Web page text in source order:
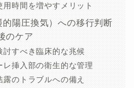
用時間を増やすメリット
陽圧換気）への移行判断
のケア
討すべき臨床的な兆候
レ挿入部の衛生的な管理
露のトラブルへの備え